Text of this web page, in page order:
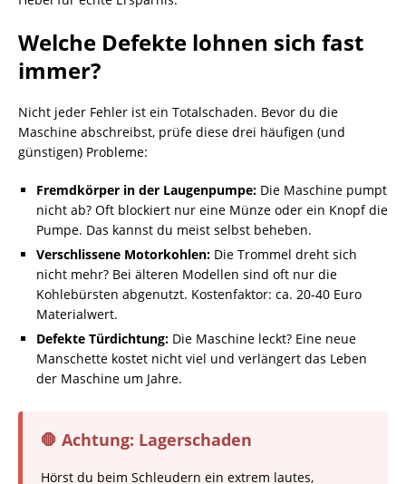
Welche Defekte lohnen sich fast
immer?
Nicht jeder Fehler ist ein Totalschaden. Bevor du die
Maschine abschreibst, prüfe diese drei häufigen (und
günstigen) Probleme:
Fremdkörper in der Laugenpumpe: Die Maschine pumpt
nicht ab? Oft blockiert nur eine Münze oder ein Knopf die
Pumpe. Das kannst du meist selbst beheben.
Verschlissene Motorkohlen: Die Trommel dreht sich
nicht mehr? Bei älteren Modellen sind oft nur die
Kohlebürsten abgenutzt. Kostenfaktor: ca. 20-40 Euro
Materialwert.
Defekte Türdichtung: Die Maschine leckt? Eine neue
Manschette kostet nicht viel und verlängert das Leben
der Maschine um Jahre.
🛑 Achtung: Lagerschaden
Hörst du beim Schleudern ein extrem lautes,